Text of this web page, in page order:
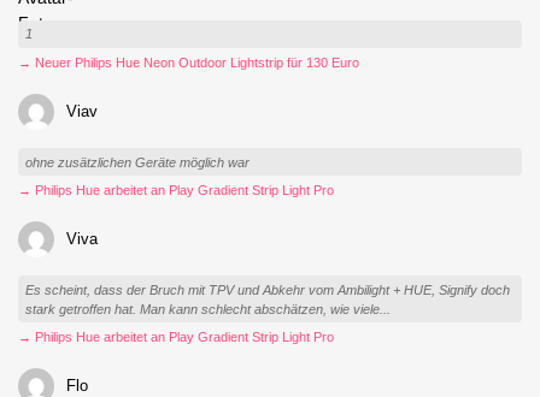
1
→ Neuer Philips Hue Neon Outdoor Lightstrip für 130 Euro
Viav
ohne zusätzlichen Geräte möglich war
→ Philips Hue arbeitet an Play Gradient Strip Light Pro
Viva
Es scheint, dass der Bruch mit TPV und Abkehr vom Ambilight + HUE, Signify doch
stark getroffen hat. Man kann schlecht abschätzen, wie viele...
→ Philips Hue arbeitet an Play Gradient Strip Light Pro
Flo